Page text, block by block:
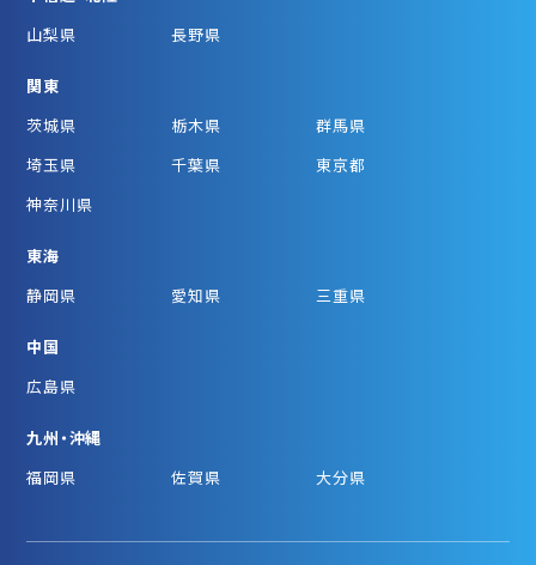
山梨県
長野県
関東
茨城県
栃木県
群馬県
埼玉県
千葉県
東京都
神奈川県
東海
静岡県
愛知県 三重県
中国
広島県
九州・沖縄
福岡県
佐賀県 大分県